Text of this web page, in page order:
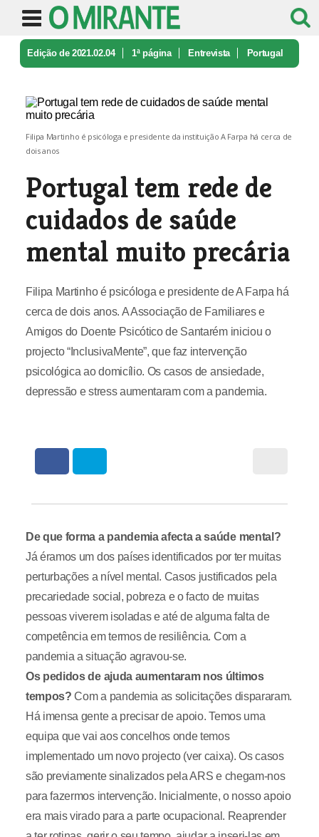
Edição de 2021.02.04 1ª página Entrevista Portugal
Filipa Martinho é psicóloga e presidente da instituição A Farpa há cerca de
dois anos
Portugal tem rede de
cuidados de saúde
mental muito precária
Filipa Martinho é psicóloga e presidente de A Farpa há
cerca de dois anos. A Associação de Familiares e
Amigos do Doente Psicótico de Santarém iniciou o
projecto “InclusivaMente”, que faz intervenção
psicológica ao domicílio. Os casos de ansiedade,
depressão e stress aumentaram com a pandemia.
De que forma a pandemia afecta a saúde mental?
Já éramos um dos países identificados por ter muitas
perturbações a nível mental. Casos justificados pela
precariedade social, pobreza e o facto de muitas
pessoas viverem isoladas e até de alguma falta de
competência em termos de resiliência. Com a
pandemia a situação agravou-se.
Os pedidos de ajuda aumentaram nos últimos
tempos?Com a pandemia as solicitações dispararam.
Há imensa gente a precisar de apoio. Temos uma
equipa que vai aos concelhos onde temos
implementado um novo projecto (ver caixa). Os casos
são previamente sinalizados pela ARS e chegam-nos
para fazermos intervenção. Inicialmente, o nosso apoio
era mais virado para a parte ocupacional. Reaprender